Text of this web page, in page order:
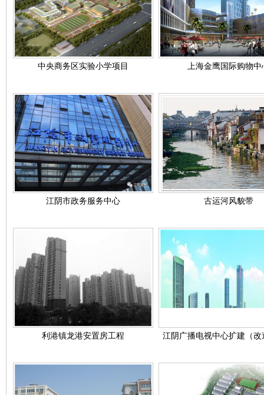
中央商务区实验小学项目 上海金鹰国际购物中
江阴市政务服务中心 古运河风貌带
利港镇龙港安置房工程 江阴广播电视中心扩建（改